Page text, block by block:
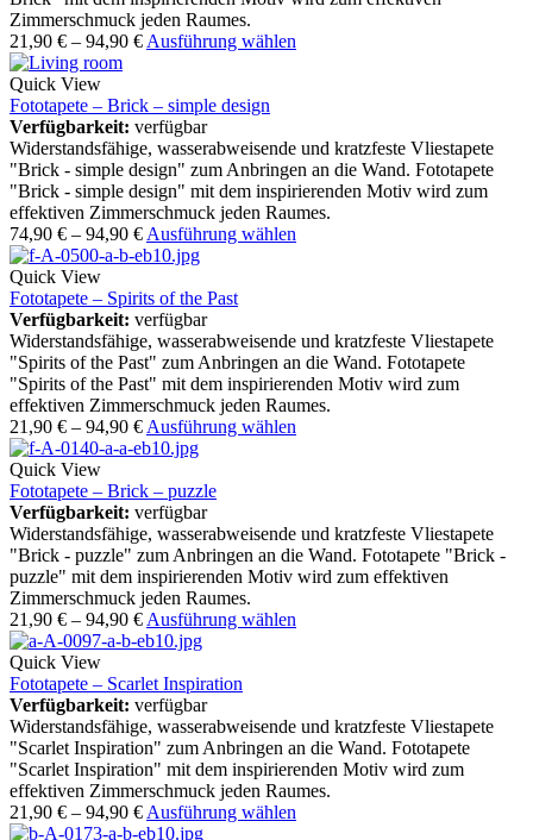
Zimmerschmuck jeden Raumes.
21,90 € – 94,90 € Ausführung wählen
Quick View
Fototapete – Brick – simple design
Verfügbarkeit: verfügbar
Widerstandsfähige, wasserabweisende und kratzfeste Vliestapete
"Brick - simple design" zum Anbringen an die Wand. Fototapete
"Brick - simple design" mit dem inspirierenden Motiv wird zum
effektiven Zimmerschmuck jeden Raumes.
74,90 € – 94,90 € Ausführung wählen
Quick View
Fototapete – Spirits of the Past
Verfügbarkeit: verfügbar
Widerstandsfähige, wasserabweisende und kratzfeste Vliestapete
"Spirits of the Past" zum Anbringen an die Wand. Fototapete
"Spirits of the Past" mit dem inspirierenden Motiv wird zum
effektiven Zimmerschmuck jeden Raumes.
21,90 € – 94,90 € Ausführung wählen
Quick View
Fototapete – Brick – puzzle
Verfügbarkeit: verfügbar
Widerstandsfähige, wasserabweisende und kratzfeste Vliestapete
"Brick - puzzle" zum Anbringen an die Wand. Fototapete "Brick -
puzzle" mit dem inspirierenden Motiv wird zum effektiven
Zimmerschmuck jeden Raumes.
21,90 € – 94,90 € Ausführung wählen
Quick View
Fototapete – Scarlet Inspiration
Verfügbarkeit: verfügbar
Widerstandsfähige, wasserabweisende und kratzfeste Vliestapete
"Scarlet Inspiration" zum Anbringen an die Wand. Fototapete
"Scarlet Inspiration" mit dem inspirierenden Motiv wird zum
effektiven Zimmerschmuck jeden Raumes.
21,90 € – 94,90 € Ausführung wählen